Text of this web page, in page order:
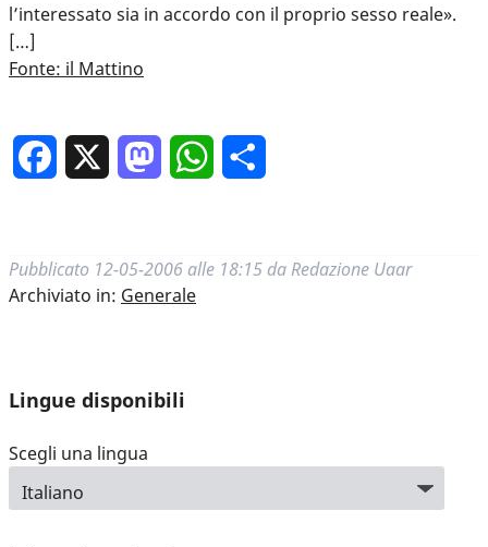
l’interessato sia in accordo con il proprio sesso reale».
[…]
Fonte: il Mattino
Facebook MastodonWhatsApp
Pubblicato 12-05-2006 alle 18:15 da Redazione Uaar
Archiviato in: Generale
Lingue disponibili
Scegli una lingua